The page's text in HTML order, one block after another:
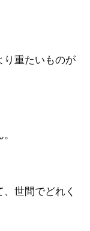
り重たいものが
世間でどれく